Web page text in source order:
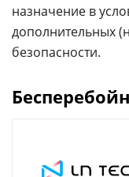
назначение в
дополнительных
безопасности.